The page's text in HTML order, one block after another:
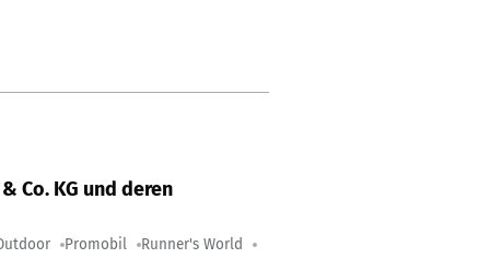
Co. KG und deren
Promobil Runner's World